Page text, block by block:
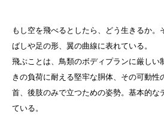
もし空を飛べるとしたら、どう生きるか。
ばしや足の形、翼の曲線に表れている。
飛ぶことは、鳥類のボディプランに厳しい
きの負荷に耐える堅牢な胴体、その可動性
首、後肢のみで立つための姿勢。基本的な
ている。